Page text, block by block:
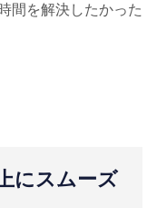
間を解決したかった
にスムーズ